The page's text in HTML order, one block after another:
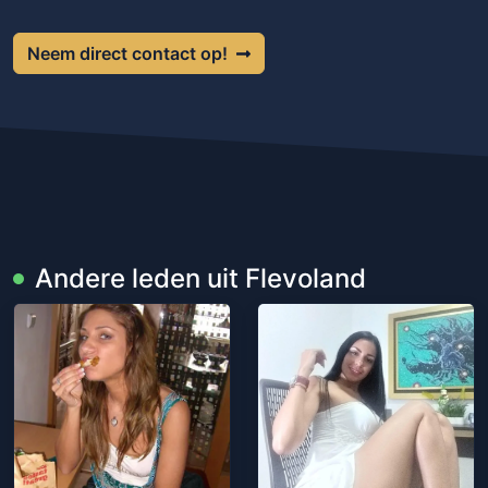
Neem direct contact op!
Andere leden uit Flevoland